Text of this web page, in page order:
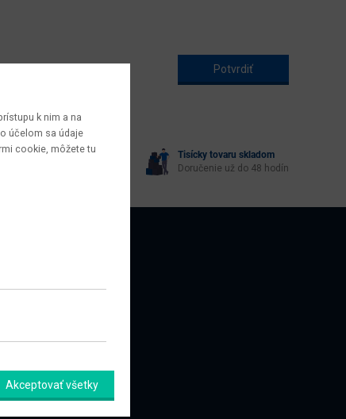
Tisícky tovaru skladom
Doručenie už do 48 hodín
formulár
od zmluvy tu
k nim a na
účelom sa údaje
cookie, môžete tu
Akceptovať všetky